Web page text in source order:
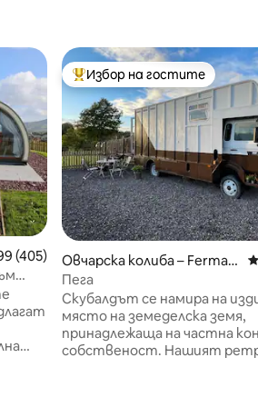
оценка: 4,99 от 5, 405 отзива
(405)
Най-популярен избор на
Избор на гостите
Овчарска колиба – Ferman
agh and Omagh
Пега
Скубалдът се намира на
място на земеделска земя,
принадлежаща на частна
собственост. Нашият